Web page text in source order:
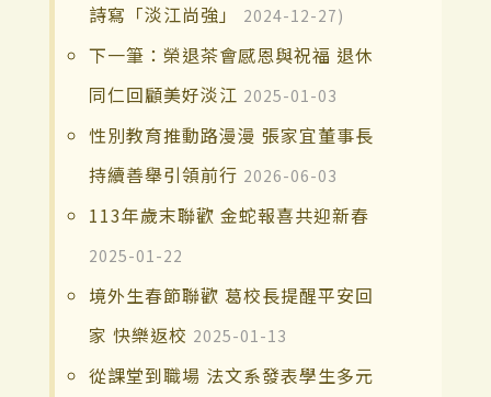
詩寫「淡江尚強」
2024-12-27)
下一筆：榮退茶會感恩與祝福 退休
同仁回顧美好淡江 2025-01-03
性別教育推動路漫漫 張家宜董事長
持續善舉引領前行 2026-06-03
113年歲末聯歡 金蛇報喜共迎新春
2025-01-22
境外生春節聯歡 葛校長提醒平安回
家 快樂返校 2025-01-13
從課堂到職場 法文系發表學生多元